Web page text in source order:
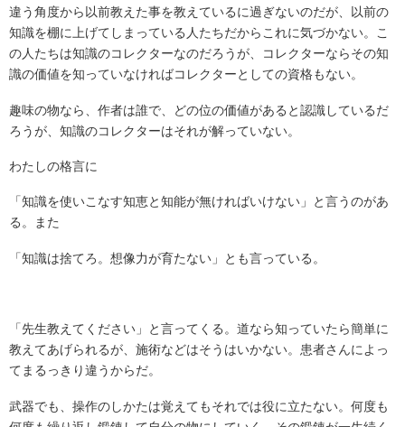
違う角度から以前教えた事を教えているに過ぎないのだが、以前の
知識を棚に上げてしまっている人たちだからこれに気づかない。こ
の人たちは知識のコレクターなのだろうが、コレクターならその知
識の価値を知っていなければコレクターとしての資格もない。
趣味の物なら、作者は誰で、どの位の価値があると認識しているだ
ろうが、知識のコレクターはそれが解っていない。
わたしの格言に
「知識を使いこなす知恵と知能が無ければいけない」と言うのがあ
る。また
「知識は捨てろ。想像力が育たない」とも言っている。
「先生教えてください」と言ってくる。道なら知っていたら簡単に
教えてあげられるが、施術などはそうはいかない。患者さんによっ
てまるっきり違うからだ。
武器でも、操作のしかたは覚えてもそれでは役に立たない。何度も